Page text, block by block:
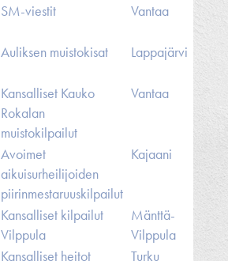
SM-viestit Vantaa
Auliksen muistokisat Lappajärvi
Kansalliset Kauko
Rokalan
muistokilpailut
Vantaa
Avoimet
aikuisurheilijoiden
piirinmestaruuskilpailut
Kajaani
Kansalliset kilpailut
Vilppula
Mänttä-
Vilppula
Kansalliset heitot Turku